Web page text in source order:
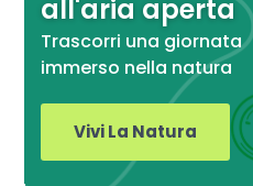
all'aria aperta
Trascorri una giornata
immerso nella natura
Vivi La Natura